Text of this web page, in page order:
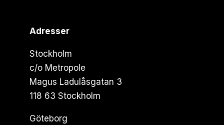
Adresser
Stockholm
c/o Metropole
Magus Ladulåsgatan 3
118 63 Stockholm
Göteborg